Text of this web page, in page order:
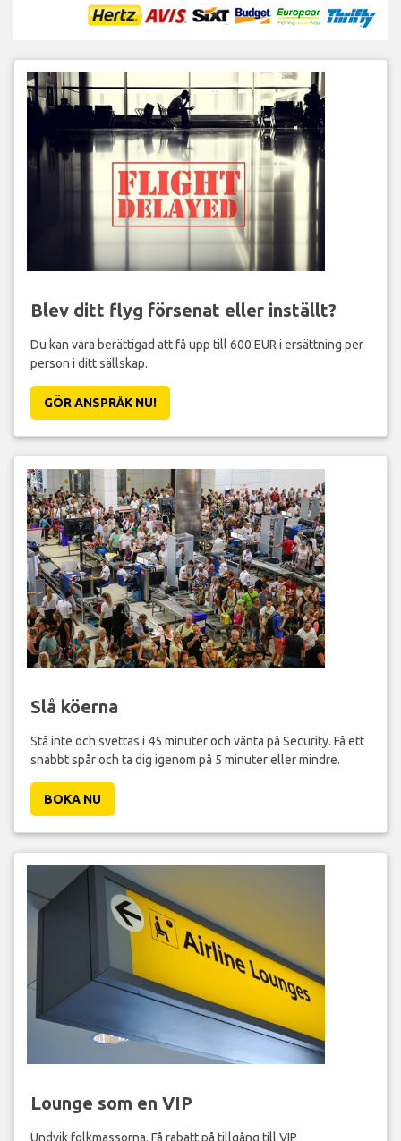
Blev ditt flyg försenat eller inställt?
Du kan vara berättigad att få upp till 600 EUR i ersättning per
person i ditt sällskap.
GÖR ANSPRÅK NU!
Slå köerna
Stå inte och svettas i 45 minuter och vänta på Security. Få ett
snabbt spår och ta dig igenom på 5 minuter eller mindre.
BOKA NU
Lounge som en VIP
Undvik folkmassorna. Få rabatt på tillgång till VIP